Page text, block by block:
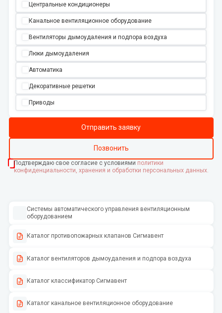
Центральные кондиционеры
Канальное вентиляционное оборудование
Вентиляторы дымоудаления и подпора воздуха
Люки дымоудаления
Автоматика
Декоративные решетки
Приводы
Отправить заявку
Позвонить
Подтверждаю свое согласие с условиями политики
конфиденциальности, хранения и обработки персональных данных.
Системы автоматического управления вентиляционным
оборудованием
Каталог противопожарных клапанов Сигмавент
Каталог вентиляторов дымоудаления и подпора воздуха
Каталог классификатор Сигмавент
Каталог канальное вентиляционное оборудование